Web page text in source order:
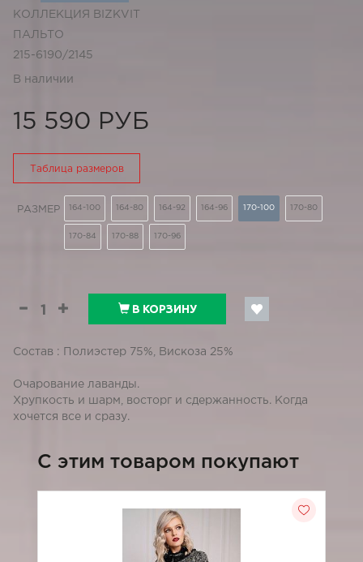
КОЛЛЕКЦИЯ BIZKVIT
ПАЛЬТО
215-6190/2145
В наличии
15 590 РУБ
Таблица размеров
РАЗМЕР 164-100 164-80 164-92 164-96 170-100 170-80
170-84 170-88 170-96
В КОРЗИНУ
Состав : Полиэстер 75%, Вискоза 25%
Очарование лаванды.
Хрупкость и шарм, восторг и сдержанность. Когда
хочется все и сразу.
C этим товаром покупают